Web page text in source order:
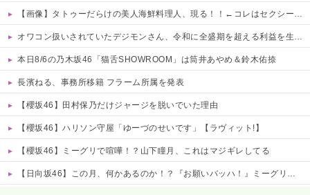
【画像】タトゥーだらけの美人海鮮料理人、現る！！←コレはセクシー過ぎてワイらにブッ刺さりまくりw w w w w w w w w
オワコン扱いされていたデジモンさん、令和に全盛期を超える利益を生み出していた
本日8/6の乃木坂46「猫舌SHOWROOM」は筒井あやめ＆鈴木佑捺
長濱ねる、事務所移籍 フラーム所属を発表
【櫻坂46】田村保乃だけジャージを脱いでいた理由
【櫻坂46】ハリソン守屋「ゆーづのせいです」【ラヴィット!】
【櫻坂46】ミーグリで喧嘩！？山下瞳月、これはマジギレしてる
【日向坂46】この月、何かあるのか！？『お願いバッハ！』ミーグリ日程がこちら